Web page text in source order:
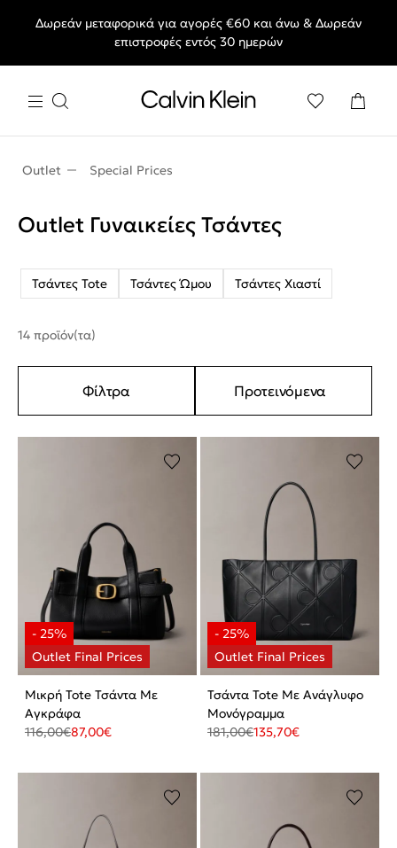
End of Season Deals: Αγαπημένα styles, στις τιμές που θες.
Δωρεάν μεταφορικά για αγορές €60 και άνω & Δωρεάν
επιστροφές εντός 30 ημερών
Outlet Special Prices
Outlet Γυναικείες Τσάντες
Τσάντες Tote Τσάντες Ώμου Τσάντες Χιαστί
14 προϊόν(τα)
Φίλτρα Προτεινόμενα
Μικρή Tote Τσάντα Με
Αγκράφα
116,00€87,00€
Τσάντα Tote Με Ανάγλυφο
Μονόγραμμα
181,00€135,70€